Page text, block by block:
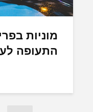
מוניות
התעופה